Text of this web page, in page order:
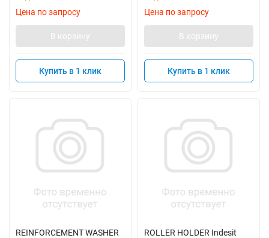
Цена по запросу
В корзину
Купить в 1 клик
Цена по запросу
В корзину
Купить в 1 клик
REINFORCEMENT WASHER
ROLLER HOLDER Indesit